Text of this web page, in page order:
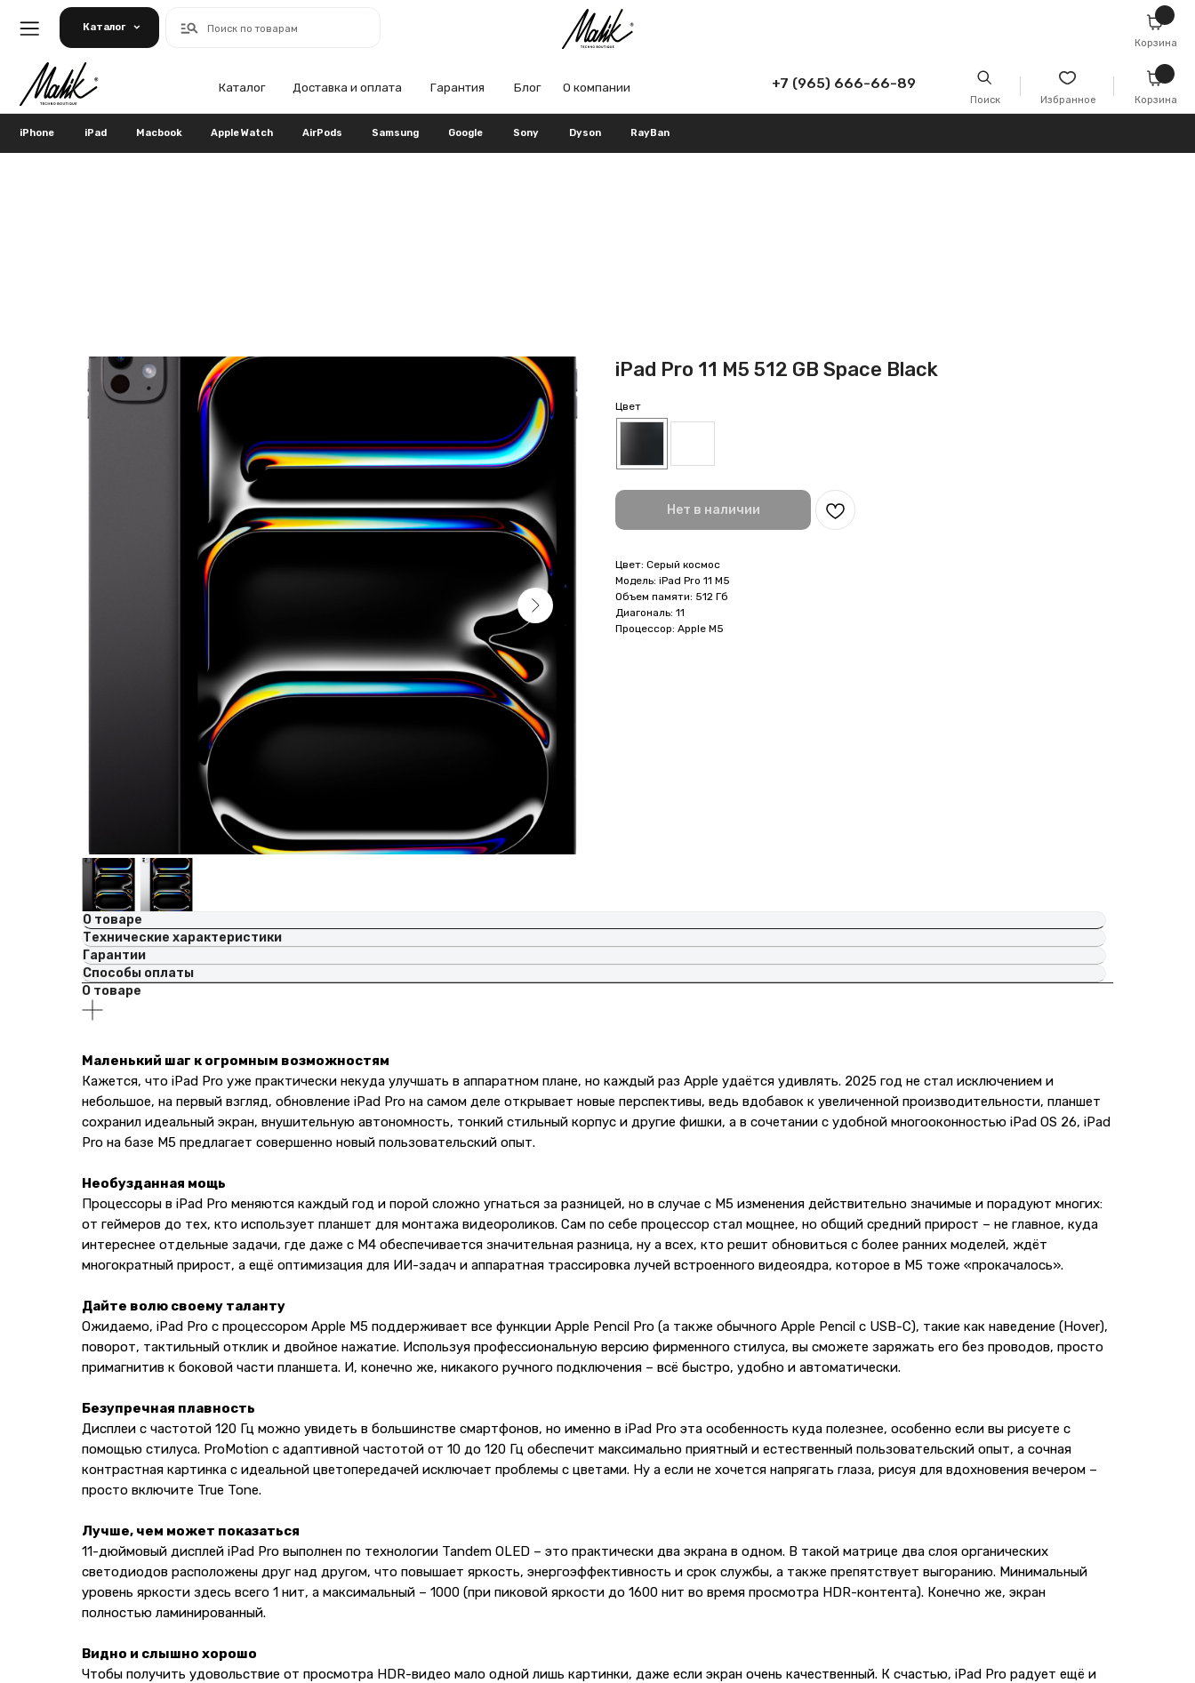
Каталог
Поиск по товарам
+7 (965) 666-66-89
Поиск
iPad Pro 11 M5 512 GB Space Black
Цвет
Нет в наличии
Цвет: Серый космос
Модель: iPad Pro 11 M5
Объем памяти: 512 Гб
Диагональ: 11
Процессор: Apple M5
О товаре
Технические характеристики
Гарантии
Способы оплаты
О товаре
Маленький шаг к огромным возможностям
Кажется, что iPad Pro уже практически некуда улучшать в аппаратном плане, но каждый раз Apple удаётся удивлять. 2025 год не стал исключением и
небольшое, на первый взгляд, обновление iPad Pro на самом деле открывает новые перспективы, ведь вдобавок к увеличенной производительности, планшет
сохранил идеальный экран, внушительную автономность, тонкий стильный корпус и другие фишки, а в сочетании с удобной многооконностью iPad OS 26, iPad
Pro на базе M5 предлагает совершенно новый пользовательский опыт.
Необузданная мощь
Процессоры в iPad Pro меняются каждый год и порой сложно угнаться за разницей, но в случае с M5 изменения действительно значимые и порадуют многих:
от геймеров до тех, кто использует планшет для монтажа видеороликов. Сам по себе процессор стал мощнее, но общий средний прирост – не главное, куда
интереснее отдельные задачи, где даже с M4 обеспечивается значительная разница, ну а всех, кто решит обновиться с более ранних моделей, ждёт
многократный прирост, а ещё оптимизация для ИИ-задач и аппаратная трассировка лучей встроенного видеоядра, которое в M5 тоже «прокачалось».
Дайте волю своему таланту
Ожидаемо, iPad Pro с процессором Apple M5 поддерживает все функции Apple Pencil Pro (а также обычного Apple Pencil с USB-C), такие как наведение (Hover),
поворот, тактильный отклик и двойное нажатие. Используя профессиональную версию фирменного стилуса, вы сможете заряжать его без проводов, просто
примагнитив к боковой части планшета. И, конечно же, никакого ручного подключения – всё быстро, удобно и автоматически.
Безупречная плавность
Дисплеи с частотой 120 Гц можно увидеть в большинстве смартфонов, но именно в iPad Pro эта особенность куда полезнее, особенно если вы рисуете с
помощью стилуса. ProMotion с адаптивной частотой от 10 до 120 Гц обеспечит максимально приятный и естественный пользовательский опыт, а сочная
контрастная картинка с идеальной цветопередачей исключает проблемы с цветами. Ну а если не хочется напрягать глаза, рисуя для вдохновения вечером –
просто включите True Tone.
Лучше, чем может показаться
11-дюймовый дисплей iPad Pro выполнен по технологии Tandem OLED – это практически два экрана в одном. В такой матрице два слоя органических
светодиодов расположены друг над другом, что повышает яркость, энергоэффективность и срок службы, а также препятствует выгоранию. Минимальный
уровень яркости здесь всего 1 нит, а максимальный – 1000 (при пиковой яркости до 1600 нит во время просмотра HDR-контента). Конечно же, экран
полностью ламинированный.
Видно и слышно хорошо
Чтобы получить удовольствие от просмотра HDR-видео мало одной лишь картинки, даже если экран очень качественный. К счастью, iPad Pro радует ещё и